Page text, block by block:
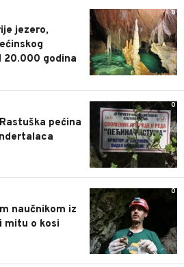
0
jezero,
20.000 godina
0
pećina
0
naučnikom iz
mitu o kosi